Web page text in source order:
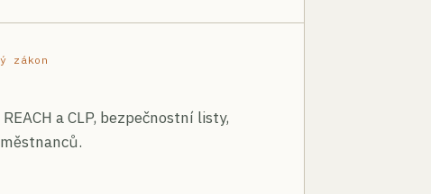
zákon
a CLP, bezpečnostní listy,